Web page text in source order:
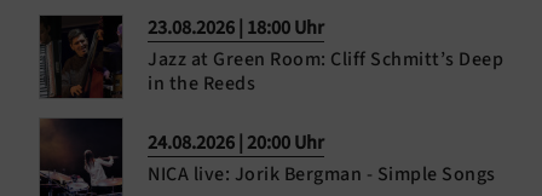
23.08.2026 | 18:00 Uhr
Jazz at Green Room: Cliff Schmitt’s Deep
in the Reeds
24.08.2026 | 20:00 Uhr
NICA live: Jorik Bergman - Simple Songs